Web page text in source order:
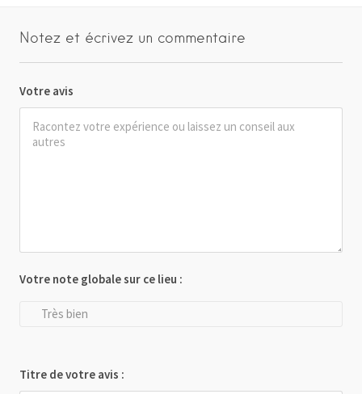
Notez et écrivez un commentaire
Votre avis
Votre note globale sur ce lieu :
Très bien
Titre de votre avis :